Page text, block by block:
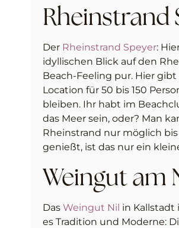
Rheinstrand
Der Rheinstrand Speyer:
idyllischen Blick auf den
Beach-Feeling pur. Hier
Location für 50 bis 150
bleiben. Ihr habt im
das Meer sein, oder? Man
Rheinstrand nur möglich
genießt, ist das nur ein
Weingut am
Das Weingut Nil in Kallstadt
es Tradition und Moderne: